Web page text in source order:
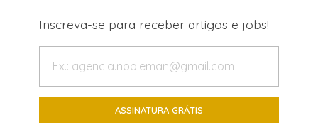
Inscreva-se para receber artigos e jobs!